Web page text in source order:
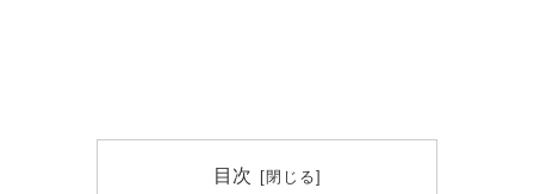
目次